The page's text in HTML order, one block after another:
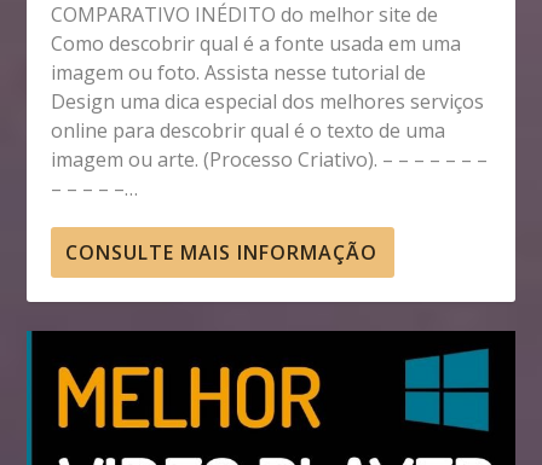
COMPARATIVO INÉDITO do melhor site de
Como descobrir qual é a fonte usada em uma
imagem ou foto. Assista nesse tutorial de
Design uma dica especial dos melhores serviços
online para descobrir qual é o texto de uma
imagem ou arte. (Processo Criativo). – – – – – – –
– – – – –…
CONSULTE MAIS INFORMAÇÃO